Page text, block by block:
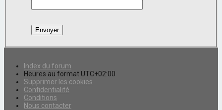
Index du forum
Heures au format UTC+02:00
Supprimer les cookies
Confidentialité
Conditions
Nous contacter